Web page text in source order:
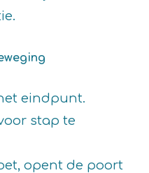
eindpunt.
stap te
opent de poort